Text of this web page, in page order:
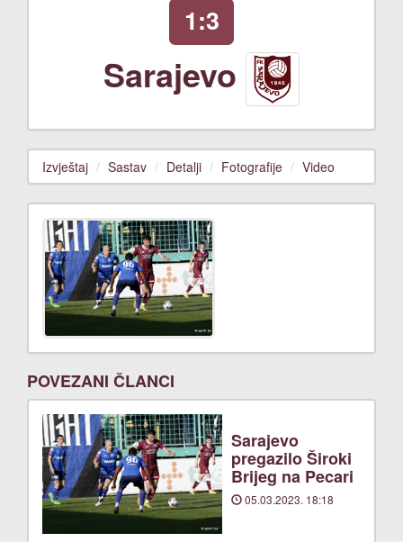
1:3
Sarajevo
Izvještaj Sastav Detalji Fotografije Video
POVEZANI ČLANCI
Sarajevo
pregazilo Široki
Brijeg na Pecari
05.03.2023. 18:18